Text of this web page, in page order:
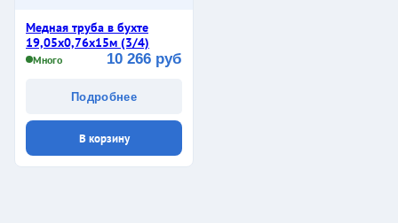
Медная труба в бухте
19,05х0,76х15м (3/4)
Много 10 266 руб
Подробнее
В корзину